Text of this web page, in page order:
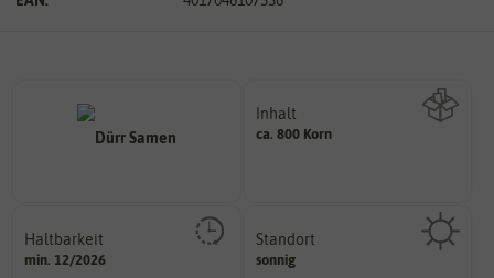
Inhalt
ca. 800 KornWie viel ist enthalten
Haltbarkeit
min. 12/2026
und Pflanzgut sehr gut keimen
sollte.
Standort
sonnig
Pflanze? (schattig, halbschattig,
sonnig, vollsonnig)